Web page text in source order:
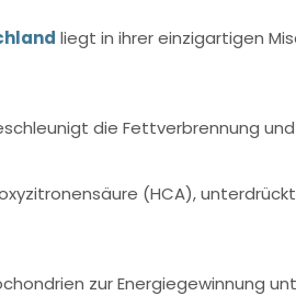
liegt in ihrer einzigartigen
die Fettverbrennung
(HCA),
zur Energiegewinnung